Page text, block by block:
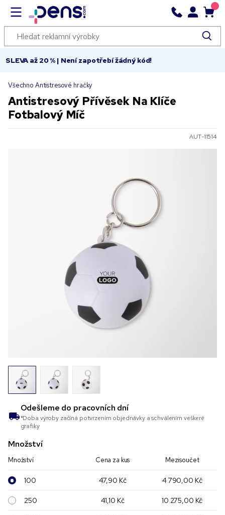
SLEVA až 20 % | Není zapotřebí žádný kód!
Všechno Antistresové hračky
Antistresový Přívěsek Na Klíče
Fotbalový Míč
AUT-11514
Odešleme do pracovních dní
*Doba výroby začíná potvrzením objednávky a schválením veškeré
grafiky
Množství
Množství Cena za kus Mezisoučet
100 47,90 Kč 4 790,00 Kč
250 41,10 Kč 10 275,00 Kč